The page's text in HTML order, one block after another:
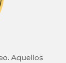
Aquellos